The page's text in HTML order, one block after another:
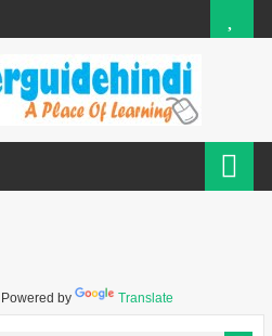
Powered by Translate